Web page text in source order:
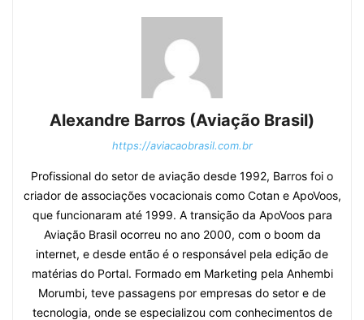
Alexandre Barros (Aviação Brasil)
https://aviacaobrasil.com.br
Profissional do setor de aviação desde 1992, Barros foi o
criador de associações vocacionais como Cotan e ApoVoos,
que funcionaram até 1999. A transição da ApoVoos para
Aviação Brasil ocorreu no ano 2000, com o boom da
internet, e desde então é o responsável pela edição de
matérias do Portal. Formado em Marketing pela Anhembi
Morumbi, teve passagens por empresas do setor e de
tecnologia, onde se especializou com conhecimentos de